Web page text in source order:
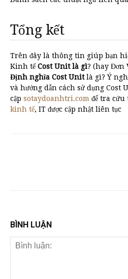
Tổng kết
Trên đây là thông tin giúp bạn
Kinh tếCost Unit là gì? (hay Đơn
Định nghĩa Cost Unitlà gì? Ý
và hướng dẫn cách sử dụng
cập sotaydoanhtri.com để tra
kinh tế, IT được cập nhật liên tục
BÌNH LUẬN